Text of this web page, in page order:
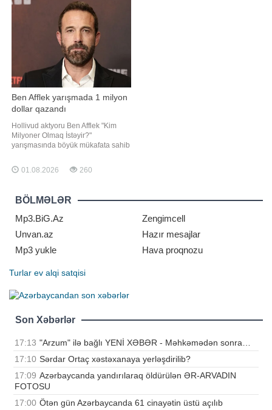
təsirindən söz açıb. Aparıcı
vurğulayıb ki, şəxs
Ben Afflek yarışmada 1 milyon
dollar qazandı
Hollivud aktyoru Ben Afflek "Kim
Milyoner Olmaq İstəyir?"
yarışmasında böyük mükafata sahib
yaşlı aktyor ABŞ-də yayımlanan və
aparıcılığını Cimmi Kimmelin etdiyi
Ben Afflek "Jeopardy!" yarışmasının
qalibi Ceymi Dinql
01.08.2026 260
BÖLMƏLƏR
Mp3.BiG.Az
Zengimcell
Unvan.az
Hazır mesajlar
Mp3 yukle
Hava proqnozu
Turlar ev alqi satqisi
Son Xəbərlər
17:13 "Arzum" ilə bağlı YENİ XƏBƏR - Məhkəmədən sonra…
17:10 Sərdar Ortaç xəstəxanaya yerləşdirilib?
17:09 Azərbaycanda yandırılaraq öldürülən ƏR-ARVADIN
FOTOSU
17:00 Ötən gün Azərbaycanda 61 cinayətin üstü açılıb